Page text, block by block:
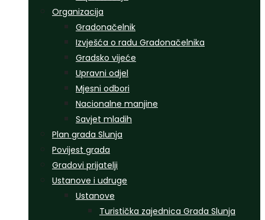
Organizacija
Gradonačelnik
Izvješća o radu Gradonačelnika
Gradsko vijeće
Upravni odjel
Mjesni odbori
Nacionalne manjine
Savjet mladih
Plan grada Slunja
Povijest grada
Gradovi prijatelji
Ustanove i udruge
Ustanove
Turistička zajednica Grada Slunja